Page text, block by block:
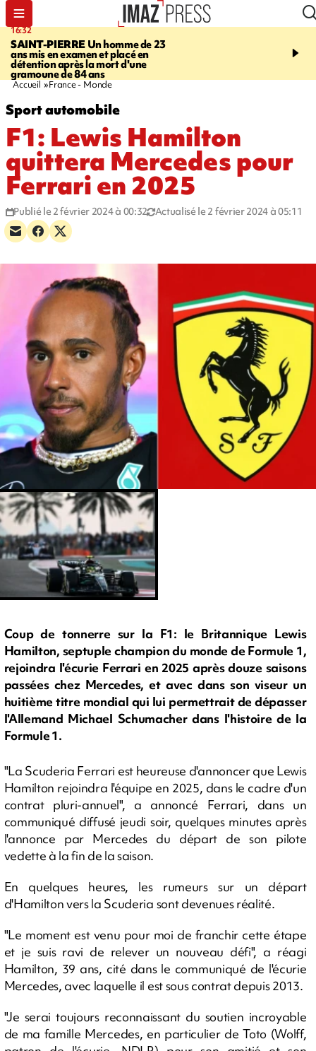
16:32
SAINT-PIERREUn homme de 23
ans mis en examen et placé en
détention après la mort d'une
gramoune de 84 ans
21:08
et Turquie scellent un
Accueil France - Monde
Sport automobile
F1: Lewis Hamilton
quittera Mercedes pour
Ferrari en 2025
Publié le 2 février 2024 à 00:32 Actualisé le 2 février 2024 à 05:11
Coup de tonnerre sur la F1: le Britannique Lewis
Hamilton, septuple champion du monde de Formule 1,
rejoindra l'écurie Ferrari en 2025 après douze saisons
passées chez Mercedes, et avec dans son viseur un
huitième titre mondial qui lui permettrait de dépasser
l'Allemand Michael Schumacher dans l'histoire de la
Formule 1.
"La Scuderia Ferrari est heureuse d'annoncer que Lewis
Hamilton rejoindra l'équipe en 2025, dans le cadre d'un
contrat pluri-annuel", a annoncé Ferrari, dans un
communiqué diffusé jeudi soir, quelques minutes après
l'annonce par Mercedes du départ de son pilote
vedette à la fin de la saison.
En quelques heures, les rumeurs sur un départ
d'Hamilton vers la Scuderia sont devenues réalité.
"Le moment est venu pour moi de franchir cette étape
et je suis ravi de relever un nouveau défi", a réagi
Hamilton, 39 ans, cité dans le communiqué de l'écurie
Mercedes, avec laquelle il est sous contrat depuis 2013.
"Je serai toujours reconnaissant du soutien incroyable
de ma famille Mercedes, en particulier de Toto (Wolff,